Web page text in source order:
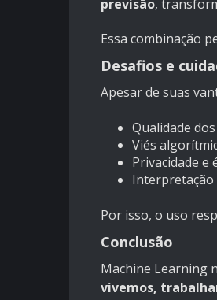
previsão,
Essa combinação
Desafios e
Apesar de suas
Qualidade
Viés
Privacidade e
Interpretação
Por isso, o uso
Conclusão
Machine Learning
vivemos,